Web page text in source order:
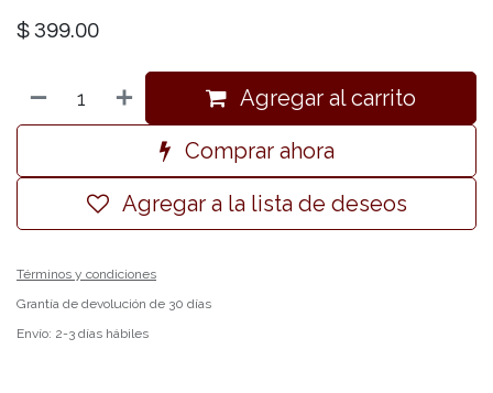
$ 399.00
Agregar al carrito
Comprar ahora
Agregar a la lista de deseos
Términos y condiciones
Grantía de devolución de 30 días
Envío: 2-3 días hábiles